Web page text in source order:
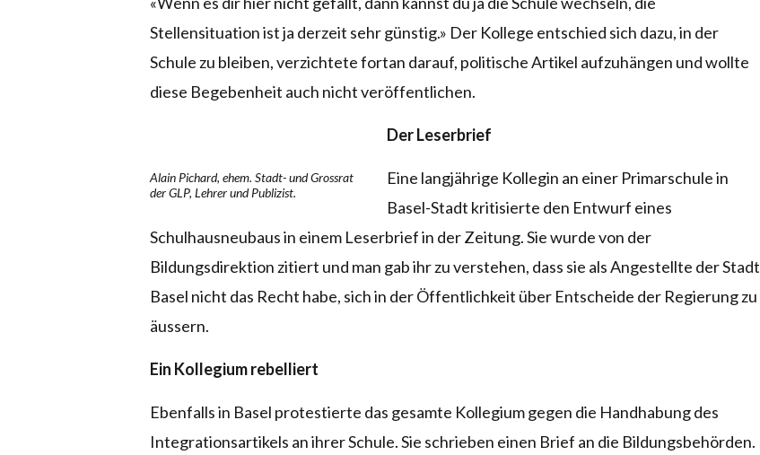
Stellensituation ist ja derzeit sehr günstig.» Der Kollege entschied sich dazu, in der
Schule zu bleiben, verzichtete fortan darauf, politische Artikel aufzuhängen und wollte
diese Begebenheit auch nicht veröffentlichen.
Alain Pichard, ehem. Stadt- und Grossrat
der GLP, Lehrer und Publizist.
Der Leserbrief
Eine langjährige Kollegin an einer Primarschule in
Basel-Stadt kritisierte den Entwurf eines
Schulhausneubaus in einem Leserbrief in der Zeitung. Sie wurde von der
Bildungsdirektion zitiert und man gab ihr zu verstehen, dass sie als Angestellte der Stadt
Basel nicht das Recht habe, sich in der Öffentlichkeit über Entscheide der Regierung zu
äussern.
Ein Kollegium rebelliert
Ebenfalls in Basel protestierte das gesamte Kollegium gegen die Handhabung des
Integrationsartikels an ihrer Schule. Sie schrieben einen Brief an die Bildungsbehörden.